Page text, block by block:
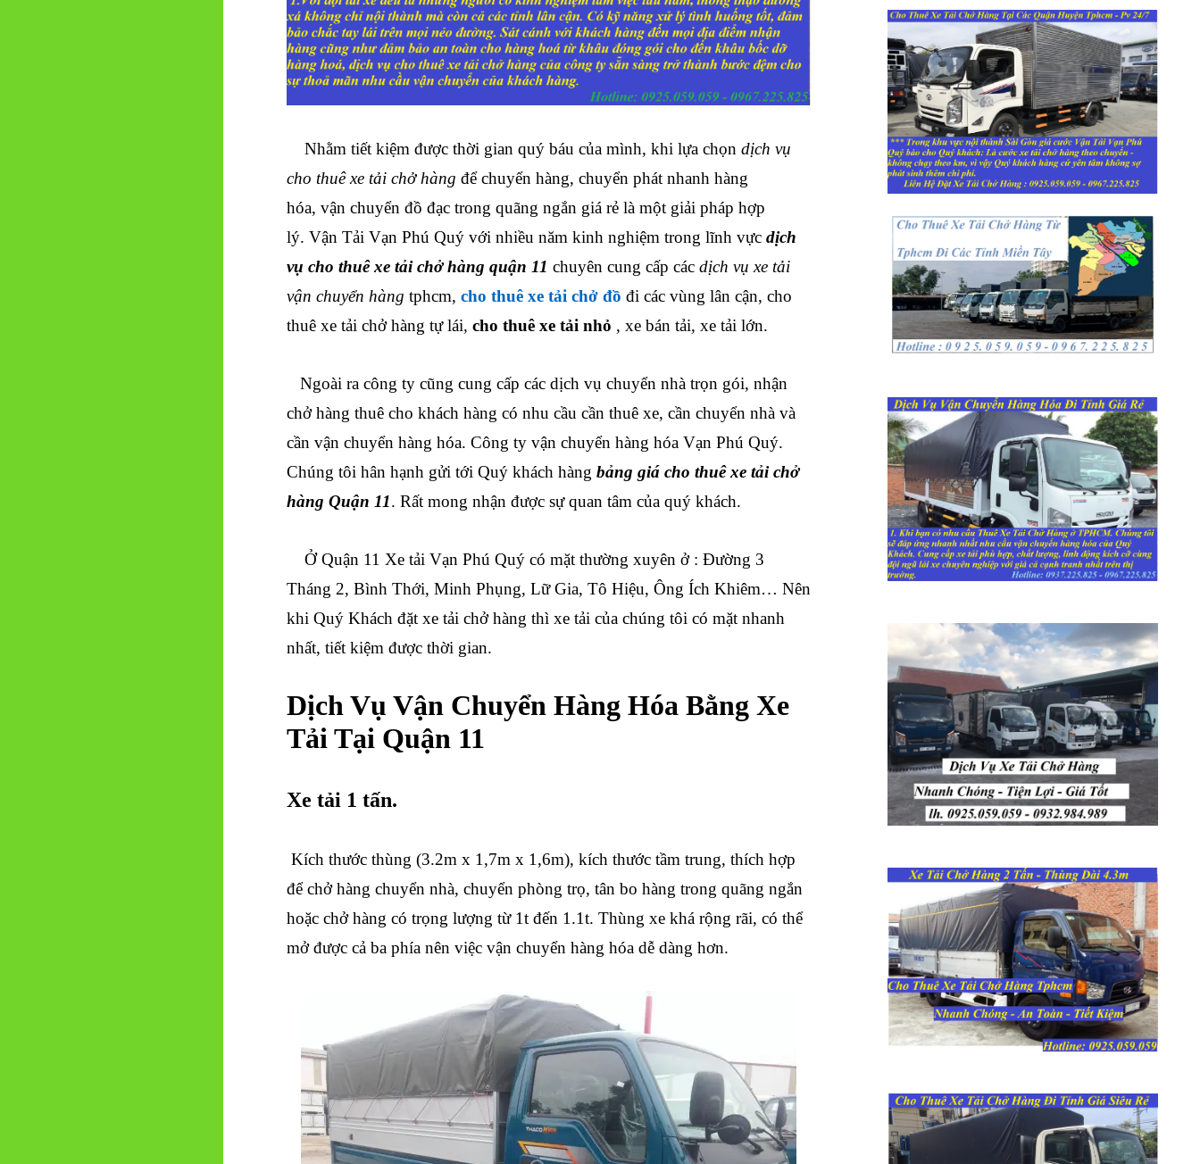
Nhằm tiết kiệm được thời gian quý báu của mình, khi lựa chọn dịch vụ
cho thuê xe tải chở hàng để chuyển hàng, chuyển phát nhanh hàng
hóa, vận chuyển đồ đạc trong quãng ngắn giá rẻ là một giải pháp hợp
lý. Vận Tải Vạn Phú Quý với nhiều năm kinh nghiệm trong lĩnh vực dịch
vụ cho thuê xe tải chở hàng quận 11 chuyên cung cấp các dịch vụ xe tải
vận chuyển hàng tphcm, cho thuê xe tải chở đồ đi các vùng lân cận, cho
thuê xe tải chở hàng tự lái, cho thuê xe tải nhỏ , xe bán tải, xe tải lớn.
Ngoài ra công ty cũng cung cấp các dịch vụ chuyển nhà trọn gói, nhận
chở hàng thuê cho khách hàng có nhu cầu cần thuê xe, cần chuyển nhà và
cần vận chuyển hàng hóa. Công ty vận chuyển hàng hóa Vạn Phú Quý.
Chúng tôi hân hạnh gửi tới Quý khách hàng bảng giá cho thuê xe tải chở
hàng Quận 11. Rất mong nhận được sự quan tâm của quý khách.
Ở Quận 11 Xe tải Vạn Phú Quý có mặt thường xuyên ở : Đường 3
Tháng 2, Bình Thới, Minh Phụng, Lữ Gia, Tô Hiệu, Ông Ích Khiêm… Nên
khi Quý Khách đặt xe tải chở hàng thì xe tải của chúng tôi có mặt nhanh
nhất, tiết kiệm được thời gian.
Dịch Vụ Vận Chuyển Hàng Hóa Bằng Xe
Tải Tại Quận 11
Xe tải 1 tấn.
Kích thước thùng (3.2m x 1,7m x 1,6m), kích thước tầm trung, thích hợp
để chở hàng chuyển nhà, chuyển phòng trọ, tân bo hàng trong quãng ngắn
hoặc chở hàng có trọng lượng từ 1t đến 1.1t. Thùng xe khá rộng rãi, có thể
mở được cả ba phía nên việc vận chuyển hàng hóa dễ dàng hơn.